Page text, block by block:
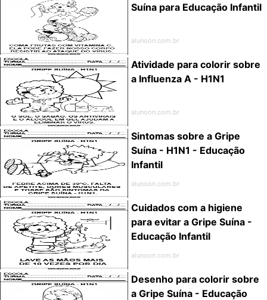
Suína para Educação Infantil
alunoon.com.br
Atividade para colorir sobre
a Influenza A - H1N1
alunoon.com.br
Sintomas sobre a Gripe
Suína - H1N1 - Educação
Infantil
alunoon.com.br
Cuidados com a higiene
para evitar a Gripe Suína -
Educação Infantil
alunoon.com.br
Desenho para colorir sobre
a Gripe Suína - Educação